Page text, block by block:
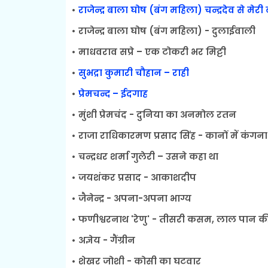
• राजेन्द्र बाला घोष (बंग महिला) चन्द्रदेव से मेरी
• राजेन्द्र बाला घोष (बंग महिला) - दुलाईवाली
• माधवराव सप्रे – एक टोकरी भर मिट्टी
• सुभद्रा कुमारी चौहान – राही
• प्रेमचन्द – ईदगाह
• मुंशी प्रेमचंद - दुनिया का अनमोल रतन
• राजा राधिकारमण प्रसाद सिंह - कानों में कंगना
• चन्द्रधर शर्मा गुलेरी – उसने कहा था
• जयशंकर प्रसाद - आकाशदीप
• जैनेन्द्र - अपना-अपना भाग्य
• फणीश्वरनाथ 'रेणु' - तीसरी कसम, लाल पान
• अज्ञेय - गैंग्रीन
• शेखर जोशी - कोसी का घटवार